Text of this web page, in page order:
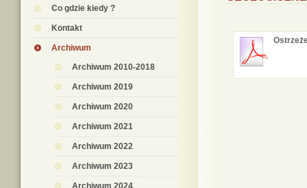
Co gdzie kiedy ?
Kontakt
Archiwum
Archiwum 2010-2018
Archiwum 2019
Archiwum 2020
Archiwum 2021
Archiwum 2022
Archiwum 2023
Archiwum 2024